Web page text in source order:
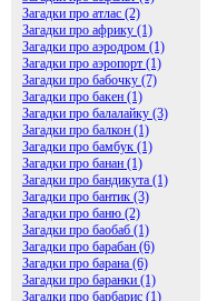
Загадки про атлас (2)
Загадки про африку (1)
Загадки про аэродром (1)
Загадки про аэропорт (1)
Загадки про бабочку (7)
Загадки про бакен (1)
Загадки про балалайку (3)
Загадки про балкон (1)
Загадки про бамбук (1)
Загадки про банан (1)
Загадки про бандикута (1)
Загадки про бантик (3)
Загадки про баню (2)
Загадки про баобаб (1)
Загадки про барабан (6)
Загадки про барана (6)
Загадки про баранки (1)
Загадки про барбарис (1)